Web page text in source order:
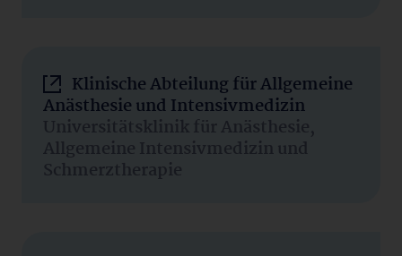
Klinische Abteilung für Allgemeine
Anästhesie und Intensivmedizin
Universitätsklinik für Anästhesie,
Allgemeine Intensivmedizin und
Schmerztherapie